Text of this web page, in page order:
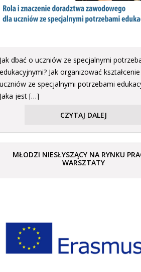
Jak dbać o uczniów ze specjalnymi
edukacyjnymi? Jak organizować kształcenie
uczniów ze specjalnymi potrzebami
Jaka jest […]
CZYTAJ DALEJ
MŁODZI NIESŁYSZĄCY NA RYNKU
WARSZTATY